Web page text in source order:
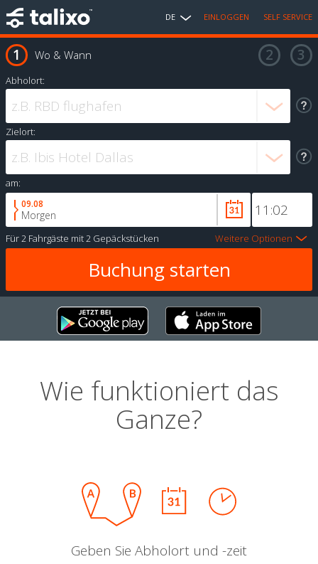
DE EINLOGGEN SELF SERVICE
Wo & Wann
Abholort:
Zielort:
am:
09.08
Morgen
Für2 Fahrgäste mit2 Gepäckstücken Weitere Optionen
Wie funktioniert das
Ganze?
Geben Sie Abholort und -zeit